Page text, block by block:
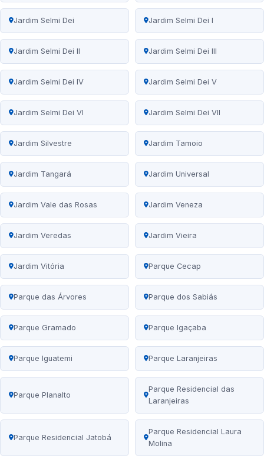
Jardim Selmi Dei Jardim Selmi Dei I
Jardim Selmi Dei II Jardim Selmi Dei III
Jardim Selmi Dei IV Jardim Selmi Dei V
Jardim Selmi Dei VI Jardim Selmi Dei VII
Jardim Silvestre Jardim Tamoio
Jardim Tangará Jardim Universal
Jardim Vale das Rosas Jardim Veneza
Jardim Veredas Jardim Vieira
Jardim Vitória Parque Cecap
Parque das Árvores Parque dos Sabiás
Parque Gramado Parque Igaçaba
Parque Iguatemi Parque Laranjeiras
Parque Planalto
Parque Residencial das
Laranjeiras
Parque Residencial Jatobá
Parque Residencial Laura
Molina